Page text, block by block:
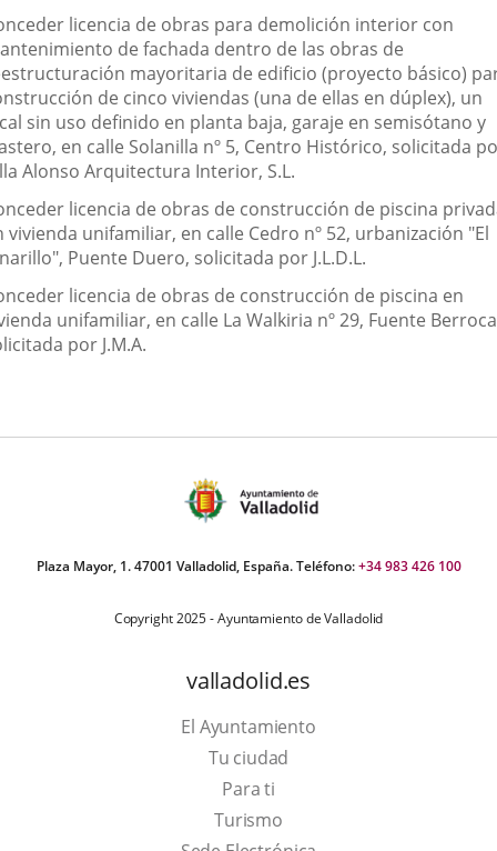
licencia de obras para demolición interior con
de fachada dentro de las obras de
mayoritaria de edificio (proyecto básico)
de cinco viviendas (una de ellas en dúplex), un
sin uso definido en planta baja, garaje en semisótano y
en calle Solanilla nº 5, Centro Histórico, solicitada
Alonso Arquitectura Interior, S.L.
licencia de obras de construcción de piscina
vivienda unifamiliar, en calle Cedro nº 52, urbanización "El
Puente Duero, solicitada por J.L.D.L.
licencia de obras de construcción de piscina en
unifamiliar, en calle La Walkiria nº 29, Fuente
por J.M.A.
Plaza Mayor, 1. 47001 Valladolid, España. Teléfono:+34 983 426 100
Copyright 2025 - Ayuntamiento de Valladolid
valladolid.es
El Ayuntamiento
Tu ciudad
Para ti
TurismoThis